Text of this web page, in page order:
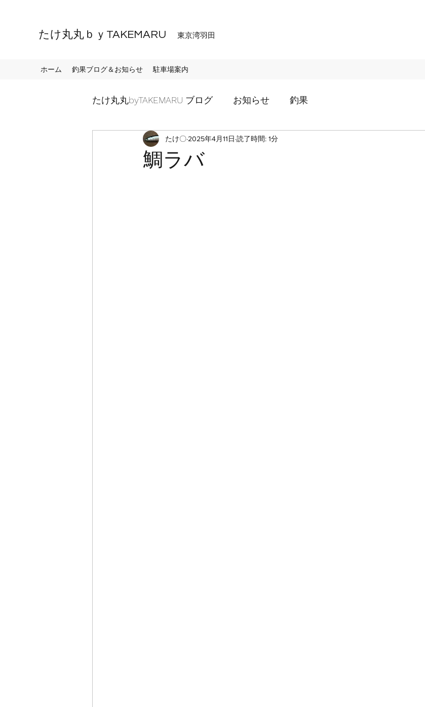
たけ丸丸ｂｙTAKEMARU 東京湾羽田
ホーム 釣果ブログ＆お知らせ 駐車場案内
たけ丸丸byTAKEMARU ブログ お知らせ 釣果
鯛ラバ
たけ〇 2025年4月11日 読了時間: 1分